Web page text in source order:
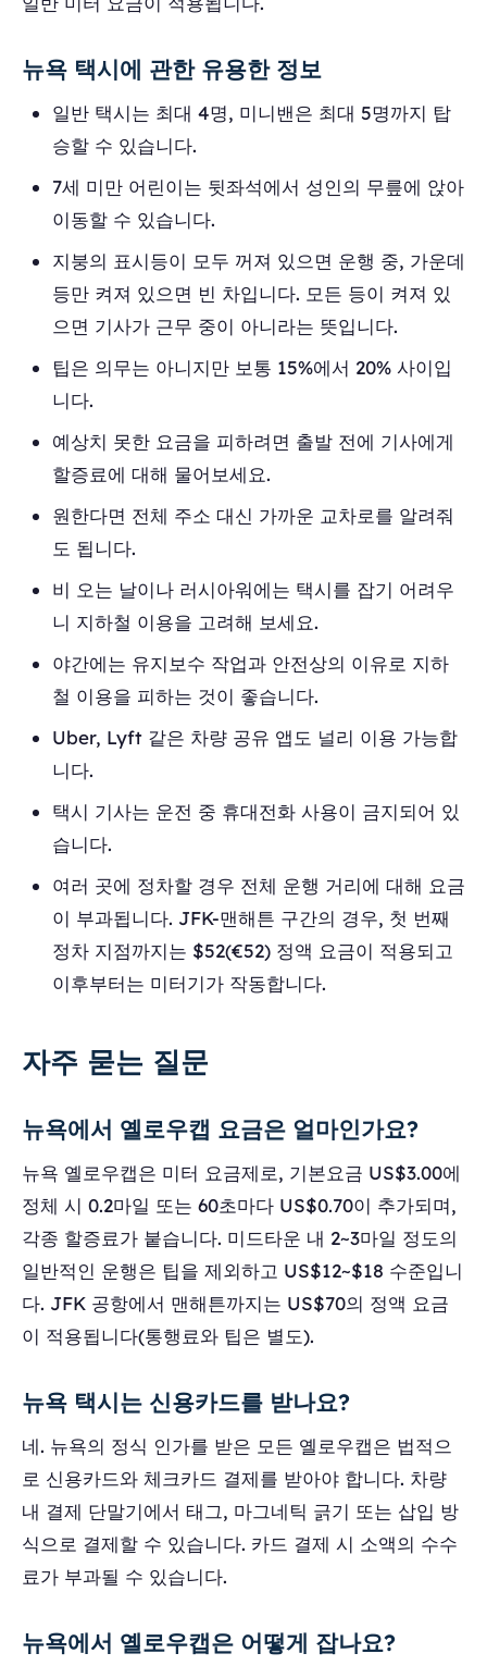
뉴욕 택시에 관한 유용한 정보
일반 택시는 최대 4명, 미니밴은 최대 5명까지 탑
승할 수 있습니다.
7세 미만 어린이는 뒷좌석에서 성인의 무릎에 앉아
이동할 수 있습니다.
지붕의 표시등이 모두 꺼져 있으면 운행 중, 가운데
등만 켜져 있으면 빈 차입니다. 모든 등이 켜져 있
으면 기사가 근무 중이 아니라는 뜻입니다.
팁은 의무는 아니지만 보통 15%에서 20% 사이입
니다.
예상치 못한 요금을 피하려면 출발 전에 기사에게
할증료에 대해 물어보세요.
원한다면 전체 주소 대신 가까운 교차로를 알려줘
도 됩니다.
비 오는 날이나 러시아워에는 택시를 잡기 어려우
니 지하철 이용을 고려해 보세요.
야간에는 유지보수 작업과 안전상의 이유로 지하
철 이용을 피하는 것이 좋습니다.
Uber, Lyft 같은 차량 공유 앱도 널리 이용 가능합
니다.
택시 기사는 운전 중 휴대전화 사용이 금지되어 있
습니다.
여러 곳에 정차할 경우 전체 운행 거리에 대해 요금
이 부과됩니다. JFK-맨해튼 구간의 경우, 첫 번째
정차 지점까지는 $52(€52) 정액 요금이 적용되고
이후부터는 미터기가 작동합니다.
자주 묻는 질문
뉴욕에서 옐로우캡 요금은 얼마인가요?
뉴욕 옐로우캡은 미터 요금제로, 기본요금 US$3.00에
정체 시 0.2마일 또는 60초마다 US$0.70이 추가되며,
각종 할증료가 붙습니다. 미드타운 내 2~3마일 정도의
일반적인 운행은 팁을 제외하고 US$12~$18 수준입니
다. JFK 공항에서 맨해튼까지는 US$70의 정액 요금
이 적용됩니다(통행료와 팁은 별도).
뉴욕 택시는 신용카드를 받나요?
네. 뉴욕의 정식 인가를 받은 모든 옐로우캡은 법적으
로 신용카드와 체크카드 결제를 받아야 합니다. 차량
내 결제 단말기에서 태그, 마그네틱 긁기 또는 삽입 방
식으로 결제할 수 있습니다. 카드 결제 시 소액의 수수
료가 부과될 수 있습니다.
뉴욕에서 옐로우캡은 어떻게 잡나요?